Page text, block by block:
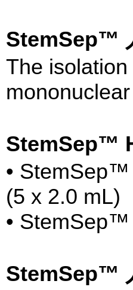
StemSep™
The
StemSep™
• StemSep™
(5 x 2.0 mL)
• StemSep™
StemSep™